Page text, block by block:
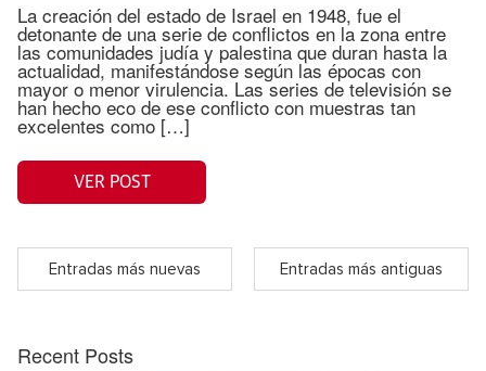
La creación del estado de Israel en 1948, fue el
detonante de una serie de conflictos en la zona entre
las comunidades judía y palestina que duran hasta la
actualidad, manifestándose según las épocas con
mayor o menor virulencia. Las series de televisión se
han hecho eco de ese conflicto con muestras tan
excelentes como […]
VER POST
Entradas más nuevas Entradas más antiguas
Recent Posts